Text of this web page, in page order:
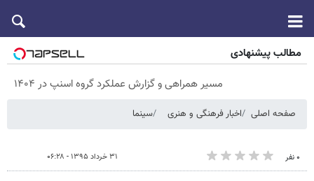
مطالب پیشنهادی
مسیر همراهی و گزارش عملکرد گروه اسنپ در ۱۴۰۴
صفحه اصلی اخبار فرهنگی و هنری سینما
۰ نفر ۳۱ خرداد ۱۳۹۵ - ۰۶:۲۸